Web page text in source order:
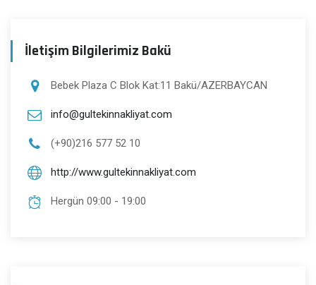
İletişim Bilgilerimiz Bakü
Bebek Plaza C Blok Kat:11 Bakü/AZERBAYCAN
info@gultekinnakliyat.com
(+90)216 577 52 10
http://www.gultekinnakliyat.com
Hergün 09:00 - 19:00